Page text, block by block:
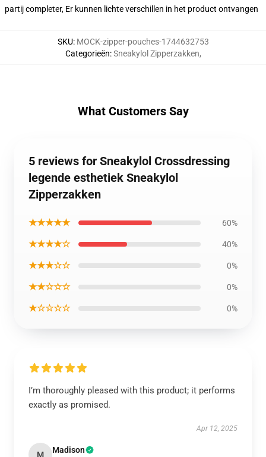
partij completer, Er kunnen lichte verschillen in het product ontvangen
SKU: MOCK-zipper-pouches-1744632753
Categorieën:Sneakylol Zipperzakken,
What Customers Say
5 reviews for Sneakylol Crossdressing
legende esthetiek Sneakylol
Zipperzakken
★★★★★ 60%
★★★★☆ 40%
★★★☆☆ 0%
★★☆☆☆ 0%
★☆☆☆☆ 0%
I’m thoroughly pleased with this product; it performs
exactly as promised.
Apr 12, 2025
M Madison